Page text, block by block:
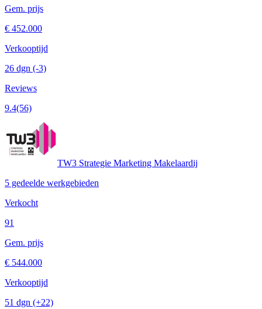
Gem. prijs
€ 452.000
Verkooptijd
26 dgn (-3)
Reviews
9.4(56)
TW3 Strategie Marketing Makelaardij
5 gedeelde werkgebieden
Verkocht
91
Gem. prijs
€ 544.000
Verkooptijd
51 dgn (+22)